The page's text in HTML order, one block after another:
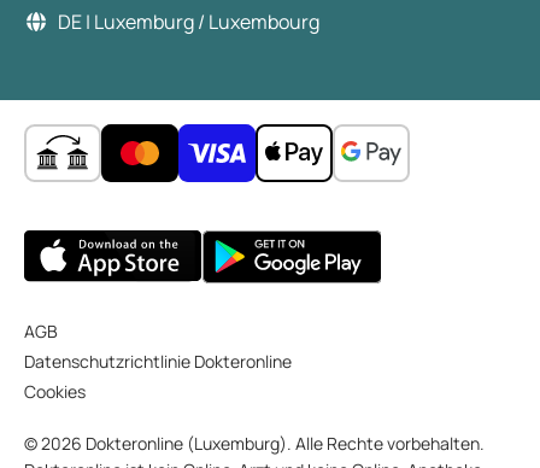
DE | Luxemburg / Luxembourg
AGB
Datenschutzrichtlinie Dokteronline
Cookies
© 2026 Dokteronline (Luxemburg). Alle Rechte vorbehalten.